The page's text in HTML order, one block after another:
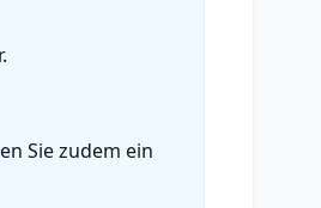
Sie zudem ein